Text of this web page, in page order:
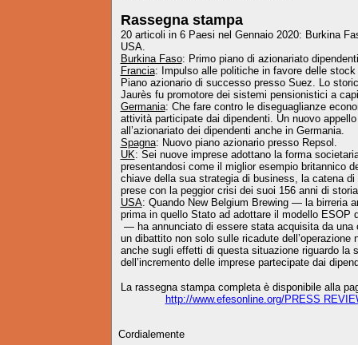
Rassegna stampa
20 articoli in 6 Paesi nel Gennaio 2020: Burkina
USA.
Burkina Faso: Primo piano di azionariato
Francia: Impulso alle politiche in favore delle
Piano azionario di successo presso Suez. Lo
Jaurès fu promotore dei sistemi pensionistici a
Germania: Che fare contro le diseguaglianze
attività participate dai dipendenti. Un nuovo
all’azionariato dei dipendenti anche in Germania.
Spagna: Nuovo piano azionario presso Repsol.
UK: Sei nuove imprese adottano la forma
presentandosi come il miglior esempio britannico
chiave della sua strategia di business, la catena
prese con la peggior crisi dei suoi 156 anni di
USA: Quando New Belgium Brewing — la birreria
prima in quello Stato ad adottare il modello ESOP
— ha annunciato di essere stata acquisita da una
un dibattito non solo sulle ricadute
anche sugli effetti di questa situazione riguardo la
dell’incremento delle imprese partecipate dai
La rassegna stampa completa è disponibile alla
http://www.efesonline.org/PRESS
Cordialemente